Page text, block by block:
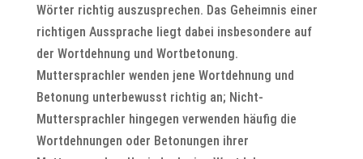
Wörter richtig auszusprechen. Das Geheimnis einer
richtigen Aussprache liegt dabei insbesondere auf
der Wortdehnung und Wortbetonung.
Muttersprachler wenden jene Wortdehnung und
Betonung unterbewusst richtig an; Nicht-
Muttersprachler hingegen verwenden häufig die
Wortdehnungen oder Betonungen ihrer